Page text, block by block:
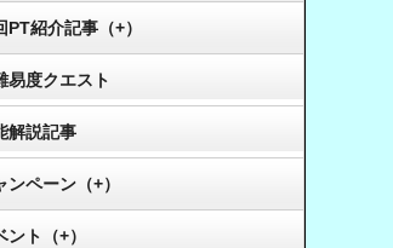
PT紹介記事（+）
易度クエスト
解説記事
ンペーン（+）
ント（+）